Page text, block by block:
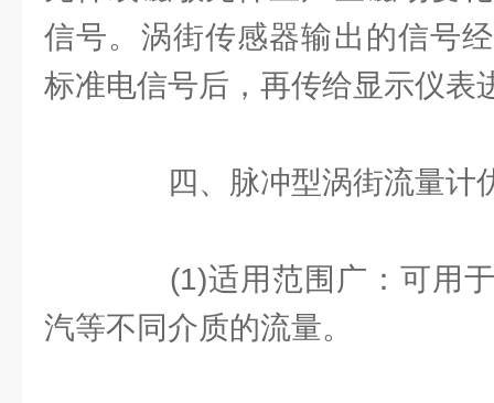
信号。涡街传感器输出的信号
标准电信号后，再传给显示仪表
四、脉冲型涡街流量计
(1)适用范围广：可用于
汽等不同介质的流量。